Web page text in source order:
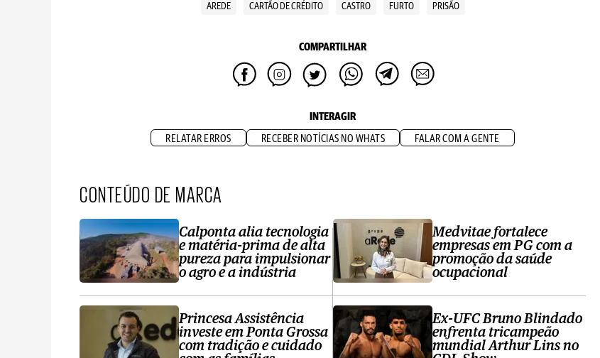
AREDE CARTÃO DE CRÉDITO CASTRO FURTO PRISÃO
COMPARTILHAR
INTERAGIR
RELATAR ERROS RECEBER NOTÍCIAS NO WHATS FALAR COM A GENTE
CONTEÚDO DE MARCA
Calponta alia tecnologia
e matéria-prima de alta
pureza para impulsionar
o agro e a indústria
Princesa Assistência
investe em Ponta Grossa
com tradição e cuidado
Medvitae fortalece
empresas em PG com a
promoção da saúde
ocupacional
Ex-UFC Bruno Blindado
enfrenta tricampeão
mundial Arthur Lins no